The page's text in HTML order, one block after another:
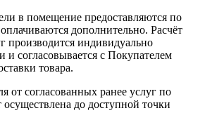
в помещение предоставляются по
дополнительно. Расчёт
производится индивидуально
согласовывается с Покупателем
товара.
от согласованных ранее услуг по
осуществлена до доступной точки